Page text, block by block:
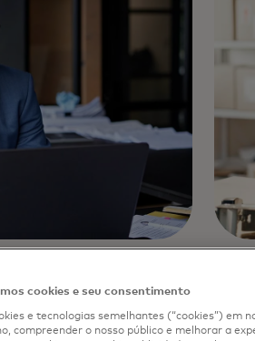
dia a dia
cookies e seu consentimento
e tecnologias semelhantes (“cookies”) em
compreender o nosso público e melhorar a